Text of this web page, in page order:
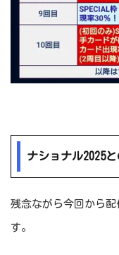
ナショナル2025
残念ながら今回から
す。